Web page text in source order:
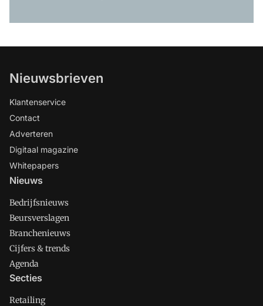
Nieuwsbrieven
Klantenservice
Contact
Adverteren
Digitaal magazine
Whitepapers
Nieuws
Bedrijfsnieuws
Beursverslagen
Branchenieuws
Cijfers & trends
Agenda
Secties
Retailing